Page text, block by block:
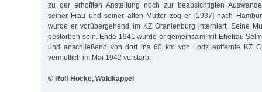
zu der erhofften Anstellung noch zur beabsichtigten
seiner Frau und seiner alten Mutter zog er [1937] nach
wurde er vorübergehend im KZ Oranienburg interniert. Seine
gestorben sein. Ende 1941 wurde er gemeinsam mit Ehefrau
und anschließend von dort ins 60 km von Lodz entfernte KZ
vermutlich im Mai 1942 verstarb.
© Rolf Hocke, Waldkappel